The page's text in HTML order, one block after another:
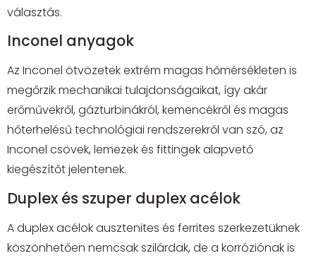
választás.
Inconel anyagok
Az Inconel ötvözetek extrém magas hőmérsékleten is
megőrzik mechanikai tulajdonságaikat, így akár
erőművekről, gázturbinákról, kemencékről és magas
hőterhelésű technológiai rendszerekről van szó, az
Inconel csövek, lemezek és fittingek alapvető
kiegészítőt jelentenek.
Duplex és szuper duplex acélok
A duplex acélok ausztenites és ferrites szerkezetüknek
köszönhetően nemcsak szilárdak, de a korróziónak is